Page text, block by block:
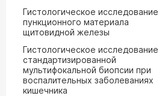
Гистологическое исследование
пункционного материала
щитовидной железы
Гистологическое исследование
стандартизированной
мультифокальной биопсии при
воспалительных заболеваниях
кишечника